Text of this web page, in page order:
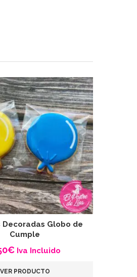
Globo de
Cumple
€ Iva Incluido
VER PRODUCTO